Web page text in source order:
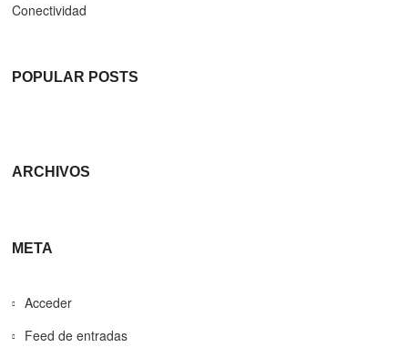
Conectividad
POPULAR POSTS
ARCHIVOS
META
Acceder
Feed de entradas